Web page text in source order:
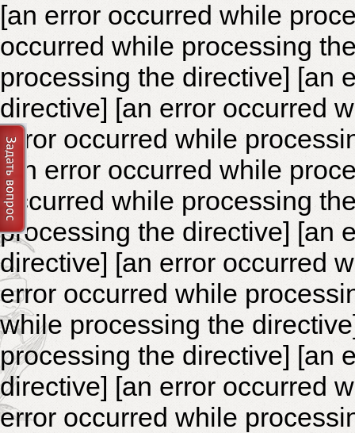
[an error occurred while
occurred while processing
processing the directive] [an
directive] [an error occurred
error occurred while
[an error occurred while
occurred while processing
processing the directive] [an
directive] [an error occurred
error occurred while
while processing the
processing the directive] [an
directive] [an error occurred
error occurred while